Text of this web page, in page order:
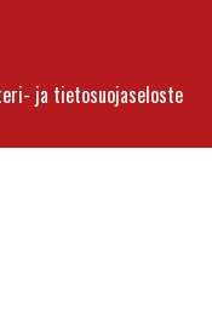
ja tietosuojaseloste